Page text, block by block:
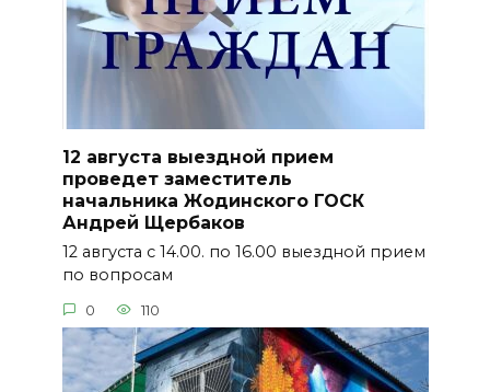
12 августа выездной прием
проведет заместитель
начальника Жодинского ГОСК
Андрей Щербаков
12 августа с 14.00. по 16.00 выездной прием
по вопросам
0 110